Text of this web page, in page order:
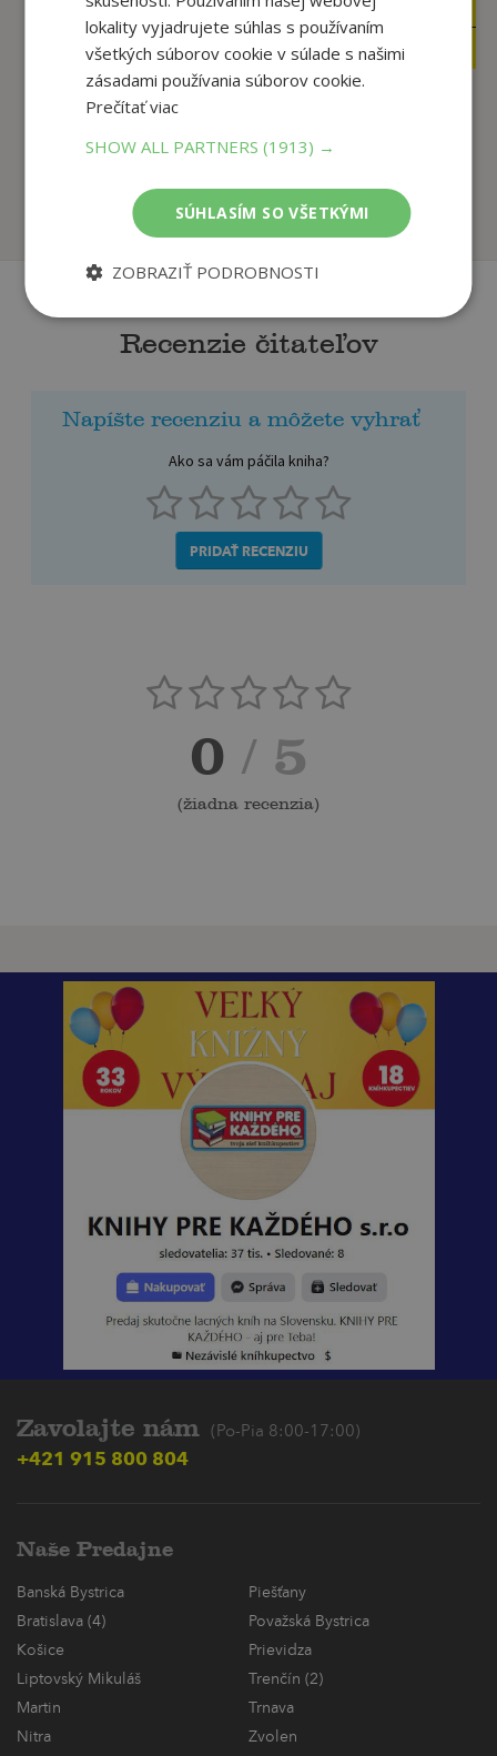
24,95€
23,70 €
Box
U dodávateľa
11
postcard CB
U dodávateľa
Recenzie čitateľov
Napíšte recenziu a môžete vyhrať
Ako sa vám páčila kniha?
PRIDAŤ RECENZIU
0 / 5
(žiadna recenzia)
Zavolajte nám (Po-Pia 8:00-17:00)
+421 915 800 804
Naše Predajne
Banská Bystrica
Piešťany
Bratislava (4)
Považská Bystrica
Košice
Prievidza
Liptovský Mikuláš
Trenčín (2)
Martin
Trnava
Nitra
Zvolen
lokality vyjadrujete súhlas s používaním
všetkých súborov cookie v súlade s našimi
zásadami používania súborov cookie.
Prečítať viac
SHOW ALL PARTNERS(1913) →
SÚHLASÍM SO VŠETKÝMI
ZOBRAZIŤ PODROBNOSTI